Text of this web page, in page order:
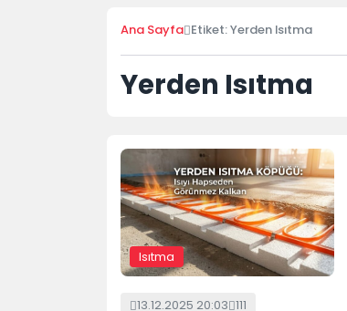
Ana Sayfa Etiket: Yerden Isıtma
Yerden Isıtma
Isıtma
13.12.2025 20:03 111